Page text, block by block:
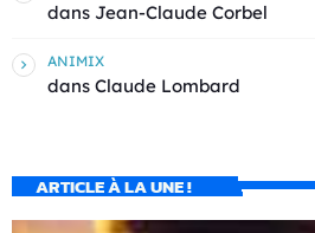
dans Jean-Claude Corbel
ANIMIX
dans Claude Lombard
ARTICLE À LA UNE !